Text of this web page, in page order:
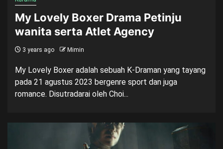
My Lovely Boxer Drama Petinju
wanita serta Atlet Agency
3 years ago Mimin
My Lovely Boxer adalah sebuah K-Draman yang tayang
pada 21 agustus 2023 bergenre sport dan juga
romance. Disutradarai oleh Choi...